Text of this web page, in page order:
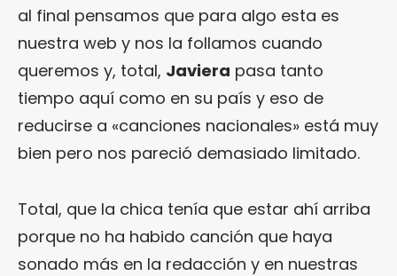
al final pensamos que para algo esta es
nuestra web y nos la follamos cuando
queremos y, total, Javiera pasa tanto
tiempo aquí como en su país y eso de
reducirse a «canciones nacionales» está muy
bien pero nos pareció demasiado limitado.
Total, que la chica tenía que estar ahí arriba
porque no ha habido canción que haya
sonado más en la redacción y en nuestras